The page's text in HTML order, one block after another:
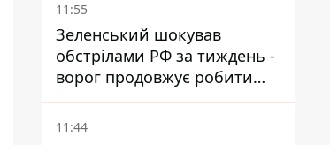
11:55
Зеленський шокував
обстрілами РФ за тиждень -
ворог продовжує робити
ставку на балістичний
терор
11:44